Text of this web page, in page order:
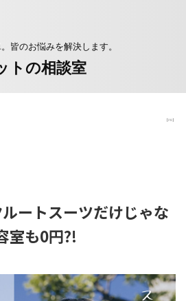
皆のお悩みを解決します。
トの相談室
【PR】
ルートスーツだけじゃな
室も0円?!